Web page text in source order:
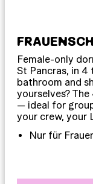
Female-only
St Pancras, in 4
bathroom and
yourselves?
— ideal for
your crew, your
Nur für